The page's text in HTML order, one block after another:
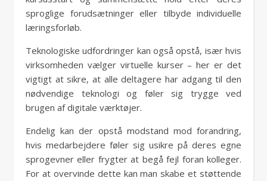
sproglige forudsætninger eller tilbyde individuelle
læringsforløb.
Teknologiske udfordringer kan også opstå, især hvis
virksomheden vælger virtuelle kurser – her er det
vigtigt at sikre, at alle deltagere har adgang til den
nødvendige teknologi og føler sig trygge ved
brugen af digitale værktøjer.
Endelig kan der opstå modstand mod forandring,
hvis medarbejdere føler sig usikre på deres egne
sprogevner eller frygter at begå fejl foran kolleger.
For at overvinde dette kan man skabe et støttende